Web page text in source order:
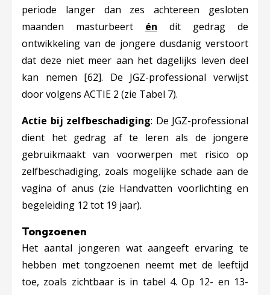
periode langer dan zes achtereen gesloten
maanden masturbeert én dit gedrag de
ontwikkeling van de jongere dusdanig verstoort
dat deze niet meer aan het dagelijks leven deel
kan nemen [62]. De JGZ-professional verwijst
door volgens ACTIE 2 (zie Tabel 7).
Actie bij zelfbeschadiging: De JGZ-professional
dient het gedrag af te leren als de jongere
gebruikmaakt van voorwerpen met risico op
zelfbeschadiging, zoals mogelijke schade aan de
vagina of anus (zie Handvatten voorlichting en
begeleiding 12 tot 19 jaar).
Tongzoenen
Het aantal jongeren wat aangeeft ervaring te
hebben met tongzoenen neemt met de leeftijd
toe, zoals zichtbaar is in tabel 4. Op 12- en 13-